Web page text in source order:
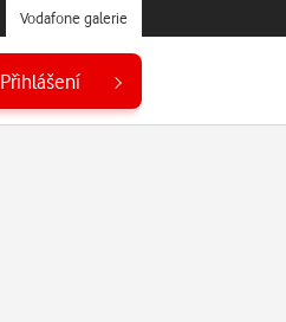
Vodafone galerie
Přihlášení